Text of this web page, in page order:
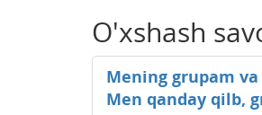
O'xshash
Mening grupam
Men qanday qilb,